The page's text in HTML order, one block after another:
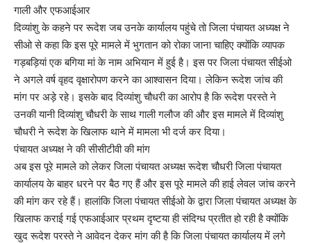
गाली और एफआईआर
दिव्यांशु के कहने पर रूदेश जब उनके कार्यालय पहुंचे तो जिला पंचायत अध्यक्ष ने
सीओ से कहा कि इस पूरे मामले में भुगतान को रोका जाना चाहिए क्योंकि व्यापक
गड़बड़ियां एक बगिया मां के नाम अभियान में हुई है। इस पर जिला पंचायत सीईओ
ने अगले वर्ष वृहद वृक्षारोपण करने का आश्वासन दिया। लेकिन रूदेश जांच की
मांग पर अड़े रहे। इसके बाद दिव्यांशु चौधरी का आरोप है कि रूदेश परस्ते ने
उनकी यानी दिव्यांशु चौधरी के साथ गाली गलौज की और इस मामले में दिव्यांशु
चौधरी ने रूदेश के खिलाफ‌ थाने में मामला भी दर्ज कर दिया।
पंचायत अध्यक्ष ने की सीसीटीवी की मांग
अब इस पूरे मामले को लेकर जिला पंचायत अध्यक्ष रूदेश चौधरी जिला पंचायत
कार्यालय के बाहर धरने पर बैठ गए हैं और इस पूरे मामले की हाई लेवल जांच करने
की मांग कर रहे हैं। हालांकि जिला पंचायत सीईओ के द्वारा जिला पंचायत अध्यक्ष के
खिलाफ कराई गई एफआईआर प्रथम दृष्टया ही संदिग्ध प्रतीत हो रही है क्योंकि
खुद रूदेश परस्ते ने आवेदन देकर मांग की है कि जिला पंचायत कार्यालय में लगे